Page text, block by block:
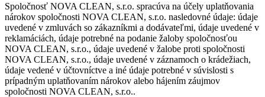
Spoločnosť NOVA CLEAN, s.r.o. spracúva na účely uplatňovania
nárokov spoločnosti NOVA CLEAN, s.r.o. nasledovné údaje: údaje
uvedené v zmluvách so zákazníkmi a dodávateľmi, údaje uvedené v
reklamáciách, údaje potrebné na podanie žaloby spoločnosťou
NOVA CLEAN, s.r.o., údaje uvedené v žalobe proti spoločnosti
NOVA CLEAN, s.r.o., údaje uvedené v záznamoch o krádežiach,
údaje vedené v účtovníctve a iné údaje potrebné v súvislosti s
prípadným uplatňovaním nárokov alebo hájením záujmov
spoločnosti NOVA CLEAN, s.r.o..